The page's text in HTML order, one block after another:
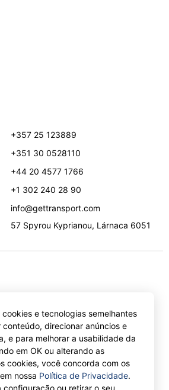
+357 25 123889
+351 30 0528110
+44 20 4577 1766
+1 302 240 28 90
info@gettransport.com
57 Spyrou Kyprianou, Lárnaca 6051
Limited. GetTransport®
International Limited.
e tecnologias semelhantes
conteúdo, direcionar anúncios e
e para melhorar a usabilidade da
em OK ou alterando as
cookies, você concorda com os
nossa Política de Privacidade.
configuração ou retirar o seu